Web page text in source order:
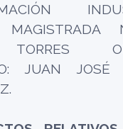
MAGISTRADA
JUAN